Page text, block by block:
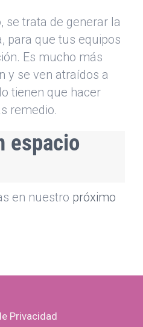
se trata de generar la
para que tus equipos
Es mucho más
y se ven atraídos a
tienen que hacer
remedio.
espacio
en nuestro próximo
Privacidad